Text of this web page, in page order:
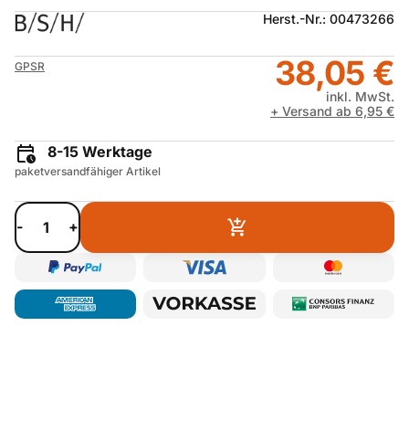
Herst.-Nr.: 00473266
GPSR 38,05 €
inkl. MwSt.
+ Versand ab 6,95 €
8-15 Werktage
paketversandfähiger Artikel
- +